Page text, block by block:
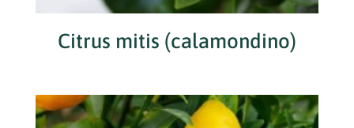
Citrus mitis (calamondino)